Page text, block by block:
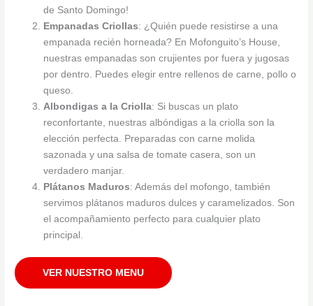
de Santo Domingo!
Empanadas Criollas: ¿Quién puede resistirse a una
empanada recién horneada? En Mofonguito’s House,
nuestras empanadas son crujientes por fuera y jugosas
por dentro. Puedes elegir entre rellenos de carne, pollo o
queso.
Albondigas a la Criolla: Si buscas un plato
reconfortante, nuestras albóndigas a la criolla son la
elección perfecta. Preparadas con carne molida
sazonada y una salsa de tomate casera, son un
verdadero manjar.
Plátanos Maduros: Además del mofongo, también
servimos plátanos maduros dulces y caramelizados. Son
el acompañamiento perfecto para cualquier plato
principal.
VER NUESTRO MENU